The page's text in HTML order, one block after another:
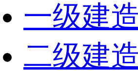
一级建
二级建